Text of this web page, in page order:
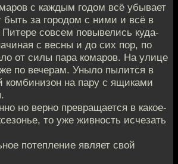
с каждым годом всё убывает
быть за городом с ними и всё в
Питере совсем повывелись куда-
с весны и до сих пор, по
от силы пара комаров. На улице
по вечерам. Уныло пылится в
комбинизон на пару с ящиками
но верно превращается в какое-
то уже живность исчезать
потепление являет свой